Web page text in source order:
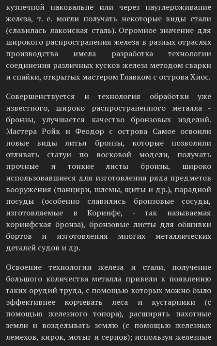
кузнечной наковальне или через науглероживание
железа, т. е. могли получать некоторые виды стали
(славилась лаконская сталь). Огромное значение для
широкого распространения железа в разных отраслях
производства имела разработка технологии
соединения различных кусков железа методом сварки
и спайки, открытых мастером Главком с острова Хиос.
Совершенствуется и технология обработки уже
известного, широко распространенного металла -
бронзы, улучшается качество бронзовых изделий.
Мастера Ройк и Феодор с острова Самое освоили
новые виды литья бронзы, которые позволили
отливать статуи по восковой модели, получать
прочные и тонкие листы бронзы, широко
использовавшиеся для изготовления ряда предметов
вооружения (панцири, шлемы, щиты и др.), парадной
посуды (особенно славились бронзовые сосуды,
изготовляемые в Коринфе, - так называемая
коринфская бронза), бронзовые листы для обшивки
бортов и изготовления многих металлических
деталей судов и др.
Освоение технологии железа и стали, получение
большого количества металла привели к появлению
таких орудий труда, с помощью которых можно было
эффективнее корчевать леса и кустарники (с
помощью железного топора), расширять пахотные
земли и возделывать землю (с помощью железных
лемехов, кирок, мотыг и серпов); используя железные